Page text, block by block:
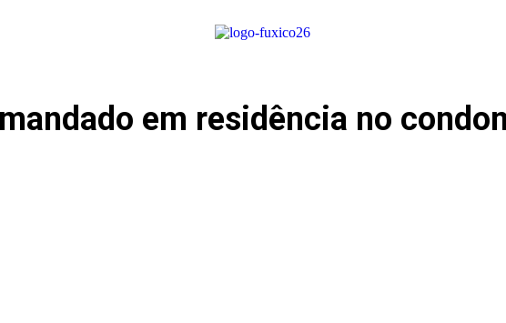
em residência no